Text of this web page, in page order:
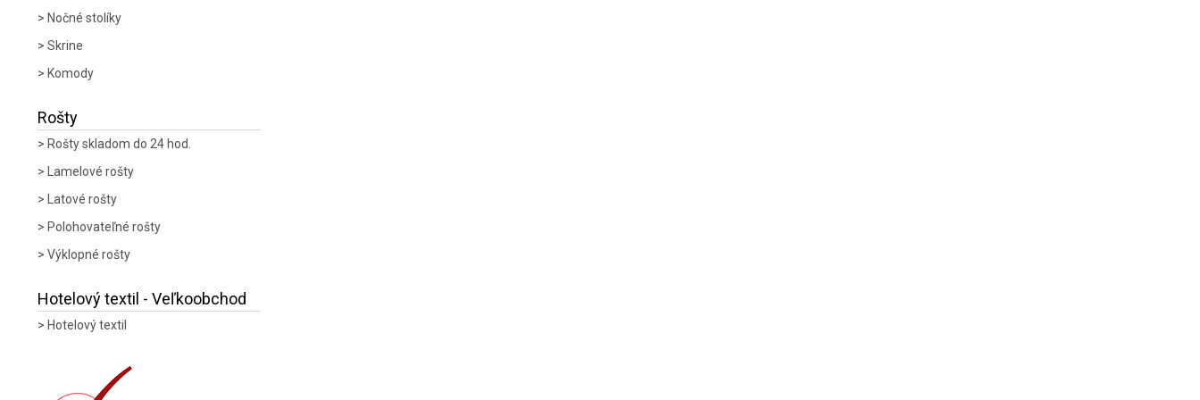
Nočné stolíky
Skrine
Komody
Rošty
Rošty skladom do 24 hod.
Lamelové rošty
Latové rošty
Polohovateľné rošty
Výklopné rošty
Hotelový textil - Veľkoobchod
Hotelový textil